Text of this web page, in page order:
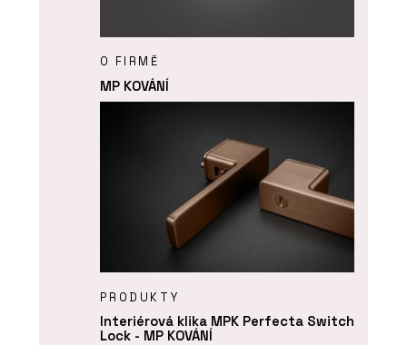
O FIRMĚ
MP KOVÁNÍ
PRODUKTY
Interiérová klika MPK Perfecta Switch
Lock - MP KOVÁNÍ